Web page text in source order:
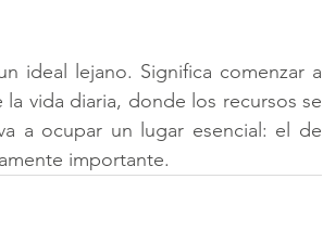
ideal lejano. Significa comenzar a
vida diaria, donde los recursos se
a ocupar un lugar esencial: el de
importante.